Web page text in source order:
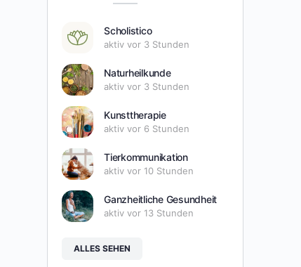
Scholistico
aktiv vor 3 Stunden
Naturheilkunde
aktiv vor 3 Stunden
Kunsttherapie
aktiv vor 6 Stunden
Tierkommunikation
aktiv vor 10 Stunden
Ganzheitliche Gesundheit
aktiv vor 13 Stunden
ALLES SEHEN